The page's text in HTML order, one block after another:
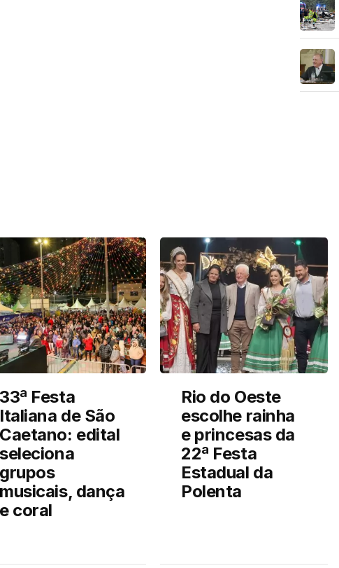
33ª Festa
Italiana de São
Caetano: edital
seleciona
grupos
musicais, dança
e coral
Rio do Oeste
escolhe rainha
e princesas da
22ª Festa
Estadual da
Polenta